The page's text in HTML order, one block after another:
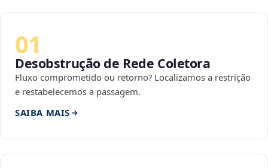
01
Desobstrução de Rede Coletora
Fluxo comprometido ou retorno? Localizamos a restrição
e restabelecemos a passagem.
SAIBA MAIS